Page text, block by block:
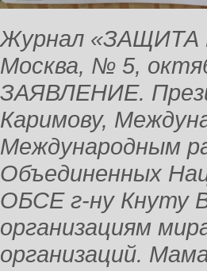
Журнал
Москва, № 5,
ЗАЯВЛЕНИЕ.
Каримову,
Международным
Объединенных
ОБСЕ г-ну Кнуту
организациям
организаций.